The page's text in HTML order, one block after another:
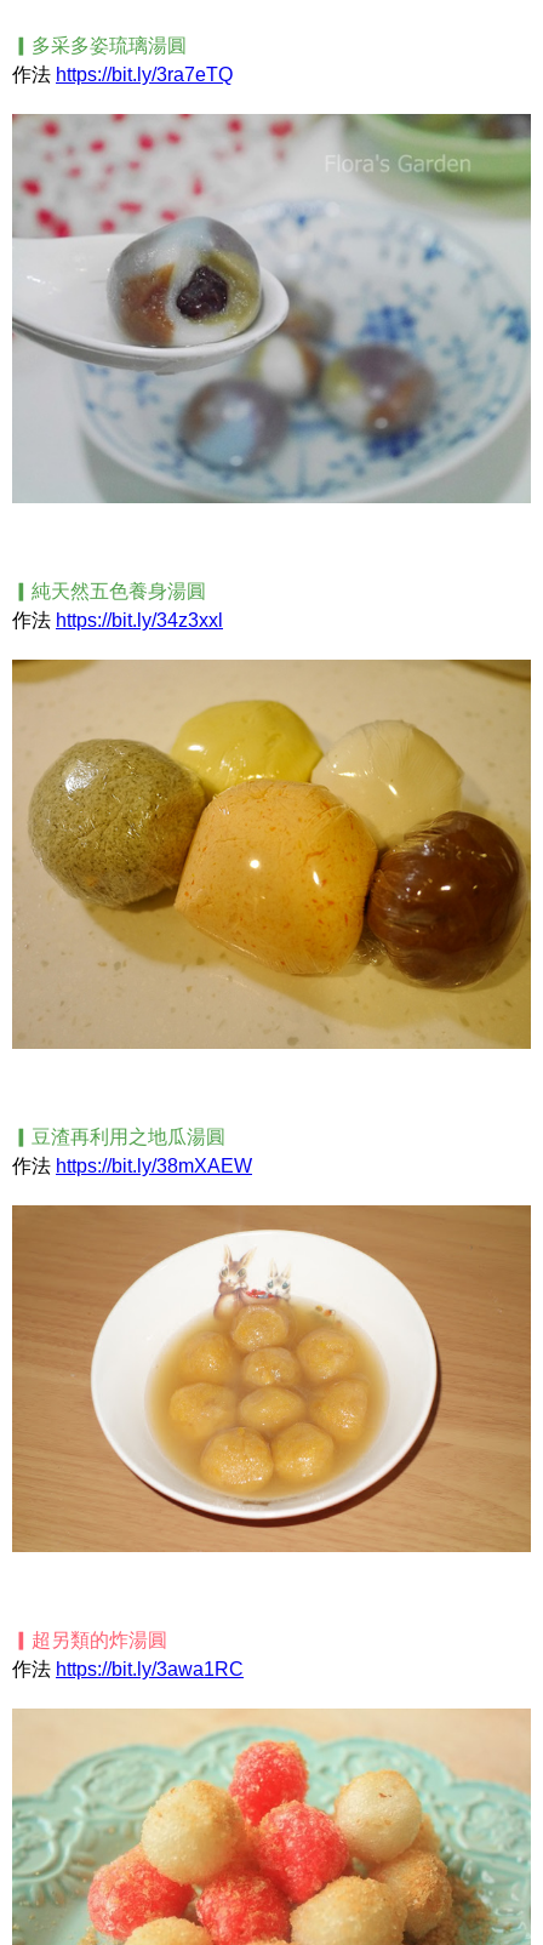
▎多采多姿琉璃湯圓
作法 https://bit.ly/3ra7eTQ
▎純天然五色養身湯圓
作法 https://bit.ly/34z3xxl
▎豆渣再利用之地瓜湯圓
作法 https://bit.ly/38mXAEW
▎超另類的炸湯圓
作法 https://bit.ly/3awa1RC